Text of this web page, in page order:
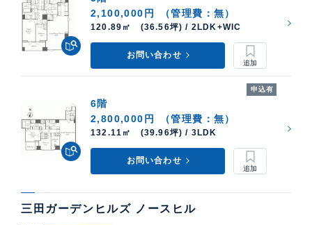
2,100,000円
（管理費：無）
120.89㎡ (36.56坪) / 2LDK+WIC
お問い合わせ
申込有
6階
2,800,000円
（管理費：無）
132.11㎡ (39.96坪) / 3LDK
お問い合わせ
三田ガーデンヒルズ ノースヒル